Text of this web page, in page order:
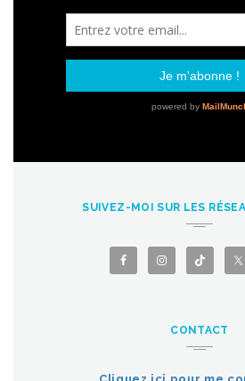
SUIVEZ-MOI SUR LES
CONTACT